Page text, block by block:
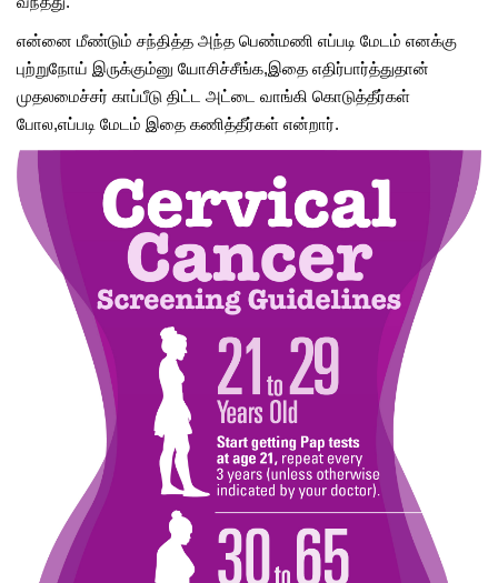
என்னை மீண்டும் சந்தித்த அந்த பெண்மணி எப்படி மேடம் எனக்கு
புற்றுநோய் இருக்கும்னு யோசிச்சீங்க,இதை எதிர்பார்த்துதான்
முதலமைச்சர் காப்பீடு திட்ட அட்டை வாங்கி கொடுத்தீர்கள்
போல,எப்படி மேடம் இதை கணித்தீர்கள் என்றார்.